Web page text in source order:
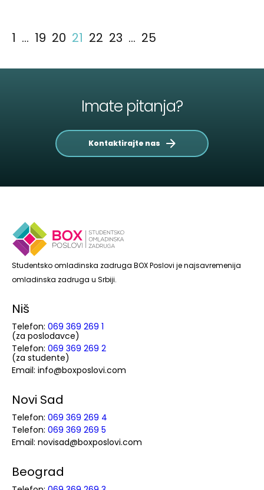
1 … 19 20 21 22 23 … 25
Imate pitanja?
Kontaktirajte nas
Studentsko omladinska zadruga BOX Poslovi je najsavremenija
omladinska zadruga u Srbiji.
Niš
Telefon: 069 369 269 1
(za poslodavce)
Telefon: 069 369 269 2
(za studente)
Email: info@boxposlovi.com
Novi Sad
Telefon: 069 369 269 4
Telefon: 069 369 269 5
Email: novisad@boxposlovi.com
Beograd